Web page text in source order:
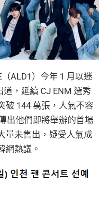
（ALD1）今年 1 月以迷
道，延續 CJ ENM 選秀
破 144 萬張，人氣不容
出他們即將舉辦的首場
量未售出，疑受人氣成
網熱議。